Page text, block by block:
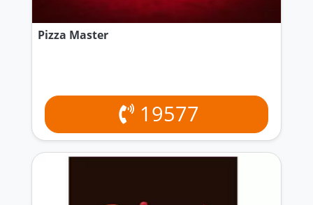
Pizza Master
19577